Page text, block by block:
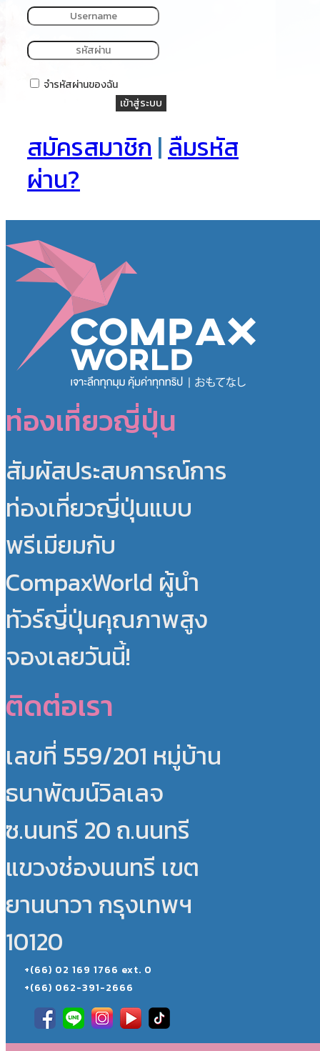
จำรหัสผ่านของฉัน
เข้าสู่ระบบ
สมัครสมาชิก|ลืมรหัส
ผ่าน?
ท่องเที่ยวญี่ปุ่น
สัมผัสประสบการณ์การ
ท่องเที่ยวญี่ปุ่นแบบ
พรีเมียมกับ
CompaxWorld ผู้นำ
ทัวร์ญี่ปุ่นคุณภาพสูง
จองเลยวันนี้!
ติดต่อเรา
เลขที่ 559/201 หมู่บ้าน
ธนาพัฒน์วิลเลจ
ซ.นนทรี 20 ถ.นนทรี
แขวงช่องนนทรี เขต
ยานนาวา กรุงเทพฯ
10120
+(66) 02 169 1766 ext. 0
+(66) 062-391-2666